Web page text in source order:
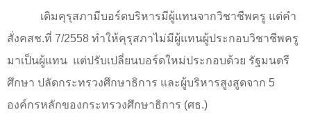
เดิมคุรุสภามีบอร์ดบริหารมีผู้แทนจากวิชาชีพครู แต่คำ
สั่งคสช.ที่ 7/2558 ทำให้คุรุสภาไม่มีผู้แทนผู้ประกอบวิชาชีพครู
มาเป็นผู้แทน แต่ปรับเปลี่ยนบอร์ดใหม่ประกอบด้วย รัฐมนตรี
ศึกษา ปลัดกระทรวงศึกษาธิการ และผู้บริหารสูงสูดจาก 5
องค์กรหลักของกระทรวงศึกษาธิการ (ศธ.)